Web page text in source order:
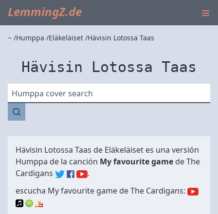
LemmingZ.de ≡
~ Humppa Eläkeläiset Hävisin Lotossa Taas
Hävisin Lotossa Taas
Humppa cover search
Hävisin Lotossa Taas de Eläkeläiset es una versión
Humppa de la canción My favourite game deThe
Cardigans
.
escucha My favourite game de The Cardigans: